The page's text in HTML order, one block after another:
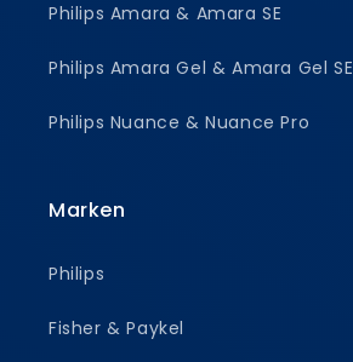
Philips Amara & Amara SE
Philips Amara Gel & Amara Gel SE
Philips Nuance & Nuance Pro
Marken
Philips
Fisher & Paykel